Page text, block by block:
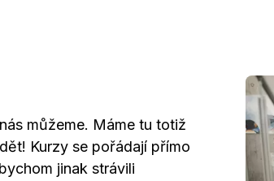
můžeme. Máme tu totiž
Kurzy se pořádají přímo
jinak strávili